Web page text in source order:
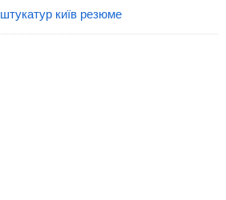
штукатур київ резюме